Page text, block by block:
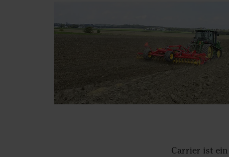
Carrier ist